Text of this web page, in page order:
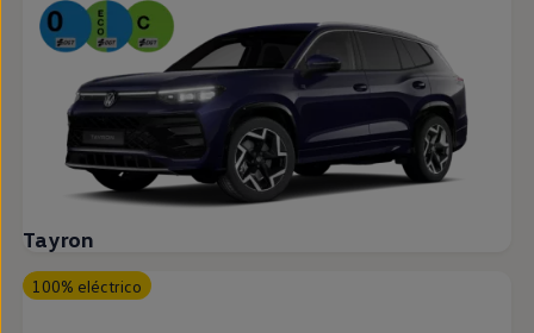
Tayron
100% eléctrico